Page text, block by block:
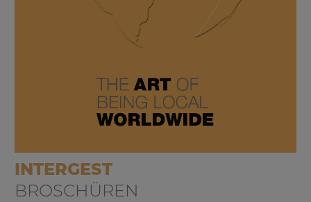
INTERGEST
BROSCHÜREN